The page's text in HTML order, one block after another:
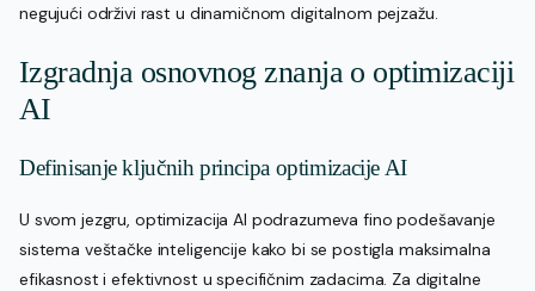
negujući održivi rast u dinamičnom digitalnom pejzažu.
Izgradnja osnovnog znanja o optimizaciji
AI
Definisanje ključnih principa optimizacije AI
U svom jezgru, optimizacija AI podrazumeva fino podešavanje
sistema veštačke inteligencije kako bi se postigla maksimalna
efikasnost i efektivnost u specifičnim zadacima. Za digitalne